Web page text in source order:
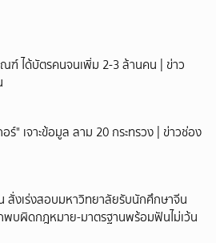
ฑ์ ได้บัตรคนจนเพิ่ม 2-3 ล้านคน | ข่าว
อร์" เจาะข้อมูล ลาม 20 กระทรวง | ข่าวช่อง
สั่งเร่งสอบมหาวิทยาลัยรับนักศึกษาจีน
บผิดกฎหมาย-มาตรฐานพร้อมฟันไม่เว้น